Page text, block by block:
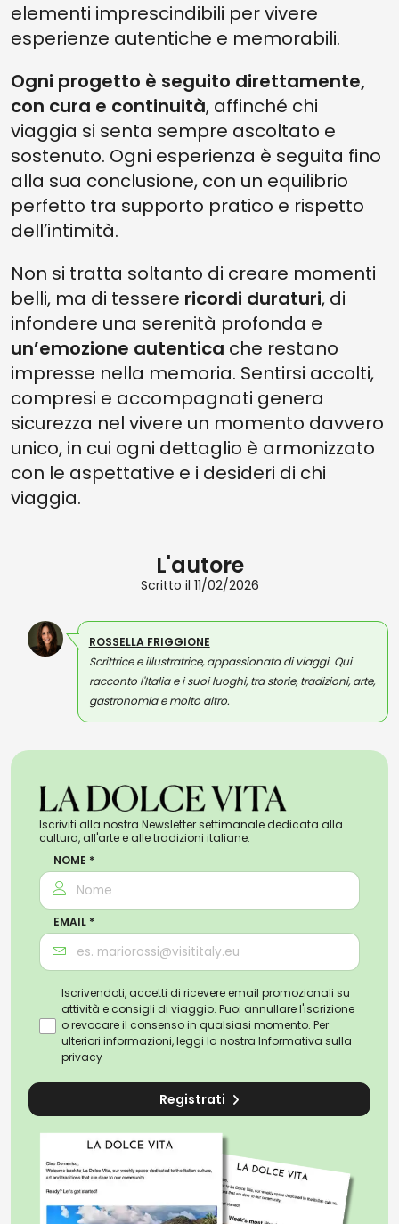
elementi imprescindibili per vivere
esperienze autentiche e memorabili.
Ogni progetto è seguito direttamente,
con cura e continuità, affinché chi
viaggia si senta sempre ascoltato e
sostenuto. Ogni esperienza è seguita fino
alla sua conclusione, con un equilibrio
perfetto tra supporto pratico e rispetto
dell’intimità.
Non si tratta soltanto di creare momenti
belli, ma di tessere ricordi duraturi, di
infondere una serenità profonda e
un’emozione autentica che restano
impresse nella memoria. Sentirsi accolti,
compresi e accompagnati genera
sicurezza nel vivere un momento davvero
unico, in cui ogni dettaglio è armonizzato
con le aspettative e i desideri di chi
viaggia.
L'autore
Scritto il 11/02/2026
ROSSELLA FRIGGIONE
Scrittrice e illustratrice, appassionata di viaggi. Qui
racconto l'Italia e i suoi luoghi, tra storie, tradizioni, arte,
gastronomia e molto altro.
Iscriviti alla nostra Newsletter settimanale dedicata alla
cultura, all'arte e alle tradizioni italiane.
NOME *
EMAIL *
Iscrivendoti, accetti di ricevere email promozionali su
attività e consigli di viaggio. Puoi annullare l'iscrizione
o revocare il consenso in qualsiasi momento. Per
ulteriori informazioni, leggi la nostra Informativa sulla
privacy
Registrati